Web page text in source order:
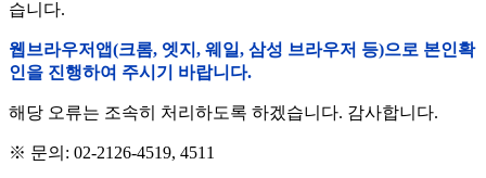
습니다.
웹브라우저앱(크롬, 엣지, 웨일, 삼성 브라우저 등)으로 본인확
인을 진행하여 주시기 바랍니다.
해당 오류는 조속히 처리하도록 하겠습니다. 감사합니다.
※ 문의: 02-2126-4519, 4511